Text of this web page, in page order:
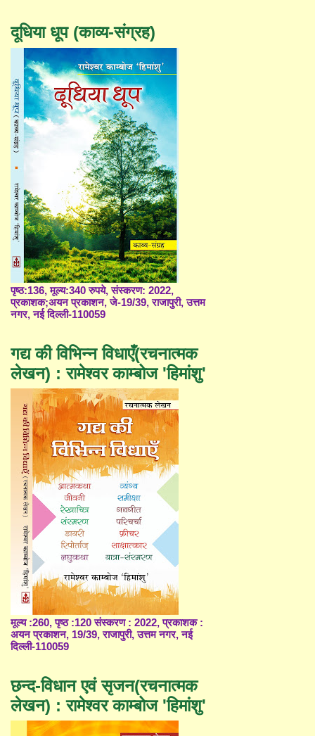
दूधिया धूप (काव्य-संग्रह)
पृष्ठ:136, मूल्य:340 रुपये, संस्करण: 2022,
प्रकाशक;अयन प्रकाशन, जे-19/39, राजापुरी, उत्तम
नगर, नई दिल्ली-110059
गद्य की विभिन्न विधाएँ(रचनात्मक
लेखन) : रामेश्वर काम्बोज 'हिमांशु'
मूल्य :260, पृष्ठ :120 संस्करण : 2022, प्रकाशक :
अयन प्रकाशन, 19/39, राजापुरी, उत्तम नगर, नई
दिल्ली-110059
छन्द-विधान एवं सृजन(रचनात्मक
लेखन) : रामेश्वर काम्बोज 'हिमांशु'